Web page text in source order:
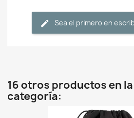
Sea el primero en
16 otros productos en
categoría: